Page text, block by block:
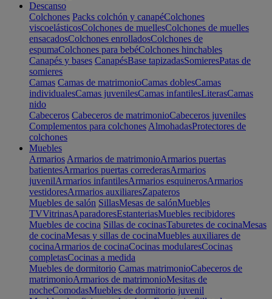
Descanso
Colchones Packs colchón y canapéColchones
viscoelásticosColchones de muellesColchones de muelles
ensacadosColchones enrolladosColchones de
espumaColchones para bebéColchones hinchables
Canapés y bases CanapésBase tapizadasSomieresPatas de
somieres
Camas Camas de matrimonioCamas doblesCamas
individualesCamas juvenilesCamas infantilesLiterasCamas
nido
Cabeceros Cabeceros de matrimonioCabeceros juveniles
Complementos para colchones AlmohadasProtectores de
colchones
Muebles
Armarios Armarios de matrimonioArmarios puertas
batientesArmarios puertas correderasArmarios
juvenilArmarios infantilesArmarios esquinerosArmarios
vestidoresArmarios auxiliaresZapateros
Muebles de salón SillasMesas de salónMuebles
TVVitrinasAparadoresEstanteriasMuebles recibidores
Muebles de cocina Sillas de cocinasTaburetes de cocinaMesas
de cocinaMesas y sillas de cocinaMuebles auxiliares de
cocinaArmarios de cocinaCocinas modularesCocinas
completasCocinas a medida
Muebles de dormitorio Camas matrimonioCabeceros de
matrimonioArmarios de matrimonioMesitas de
nocheComodasMuebles de dormitorio juvenil